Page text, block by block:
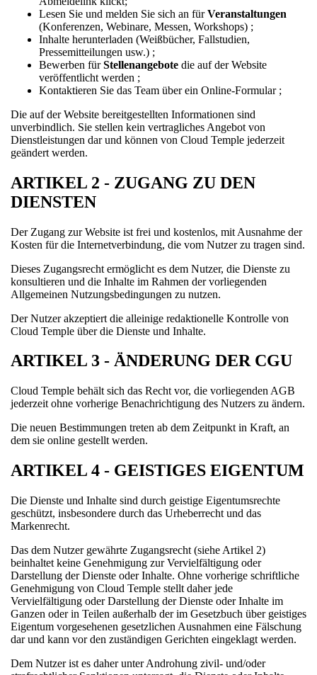
Lesen Sie und melden Sie sich an fürVeranstaltungen
(Konferenzen, Webinare, Messen, Workshops) ;
Inhalte herunterladen (Weißbücher, Fallstudien,
Pressemitteilungen usw.) ;
Bewerben fürStellenangebote die auf der Website
veröffentlicht werden ;
Kontaktieren Sie das Team über ein Online-Formular ;
Die auf der Website bereitgestellten Informationen sind
unverbindlich. Sie stellen kein vertragliches Angebot von
Dienstleistungen dar und können von Cloud Temple jederzeit
geändert werden.
ARTIKEL 2 - ZUGANG ZU DEN
DIENSTEN
Der Zugang zur Website ist frei und kostenlos, mit Ausnahme der
Kosten für die Internetverbindung, die vom Nutzer zu tragen sind.
Dieses Zugangsrecht ermöglicht es dem Nutzer, die Dienste zu
konsultieren und die Inhalte im Rahmen der vorliegenden
Allgemeinen Nutzungsbedingungen zu nutzen.
Der Nutzer akzeptiert die alleinige redaktionelle Kontrolle von
Cloud Temple über die Dienste und Inhalte.
ARTIKEL 3 - ÄNDERUNG DER CGU
Cloud Temple behält sich das Recht vor, die vorliegenden AGB
jederzeit ohne vorherige Benachrichtigung des Nutzers zu ändern.
Die neuen Bestimmungen treten ab dem Zeitpunkt in Kraft, an
dem sie online gestellt werden.
ARTIKEL 4 - GEISTIGES EIGENTUM
Die Dienste und Inhalte sind durch geistige Eigentumsrechte
geschützt, insbesondere durch das Urheberrecht und das
Markenrecht.
Das dem Nutzer gewährte Zugangsrecht (siehe Artikel 2)
beinhaltet keine Genehmigung zur Vervielfältigung oder
Darstellung der Dienste oder Inhalte. Ohne vorherige schriftliche
Genehmigung von Cloud Temple stellt daher jede
Vervielfältigung oder Darstellung der Dienste oder Inhalte im
Ganzen oder in Teilen außerhalb der im Gesetzbuch über geistiges
Eigentum vorgesehenen gesetzlichen Ausnahmen eine Fälschung
dar und kann vor den zuständigen Gerichten eingeklagt werden.
Dem Nutzer ist es daher unter Androhung zivil- und/oder